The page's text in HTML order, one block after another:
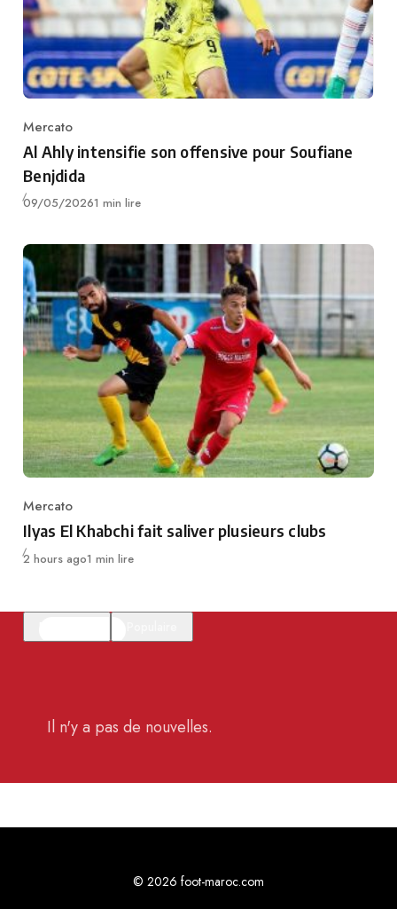
Category
Mercato
Al Ahly intensifie son offensive pour Soufiane
Benjdida
Publié
09/05/20261 min lire
Category
Mercato
Ilyas El Khabchi fait saliver plusieurs clubs
Publié
2 hours ago1 min lire
Il n'y a pas de nouvelles.
© 2026 foot-maroc.com